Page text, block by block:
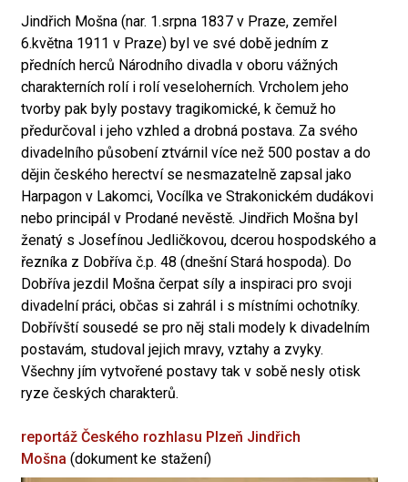
Jindřich Mošna (nar. 1.srpna 1837 v Praze, zemřel
6.května 1911 v Praze) byl ve své době jedním z
předních herců Národního divadla v oboru vážných
charakterních rolí i rolí veseloherních. Vrcholem jeho
tvorby pak byly postavy tragikomické, k čemuž ho
předurčoval i jeho vzhled a drobná postava. Za svého
divadelního působení ztvárnil více než 500 postav a do
dějin českého herectví se nesmazatelně zapsal jako
Harpagon v Lakomci, Vocílka ve Strakonickém dudákovi
nebo principál v Prodané nevěstě. Jindřich Mošna byl
ženatý s Josefínou Jedličkovou, dcerou hospodského a
řezníka z Dobříva č.p. 48 (dnešní Stará hospoda). Do
Dobříva jezdil Mošna čerpat síly a inspiraci pro svoji
divadelní práci, občas si zahrál i s místními ochotníky.
Dobřívští sousedé se pro něj stali modely k divadelním
postavám, studoval jejich mravy, vztahy a zvyky.
Všechny jím vytvořené postavy tak v sobě nesly otisk
ryze českých charakterů.
reportáž Českého rozhlasu Plzeň Jindřich
Mošna (dokument ke stažení)